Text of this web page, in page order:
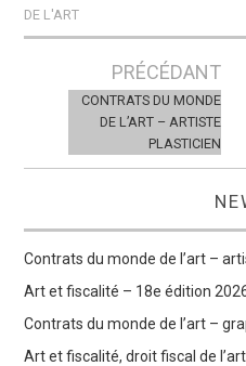
DE L'ART
navigation
PRÉCÉDANT
CONTRATS DU MONDE
DE L’ART – ARTISTE
PLASTICIEN
Contrats du monde de l’art –
Art et fiscalité – 18e édition
Contrats du monde de l’art –
Art et fiscalité, droit fiscal de l’art